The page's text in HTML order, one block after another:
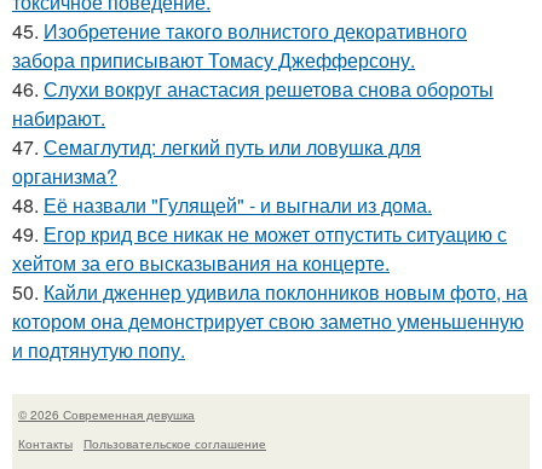
45. Изобретение такого волнистого декоративного
забора приписывают Томасу Джефферсону.
46. Слухи вокруг анастасия решетова снова обороты
набирают.
47. Семаглутид: легкий путь или ловушка для
организма?
48. Её назвали "Гулящей" - и выгнали из дома.
49. Егор крид все никак не может отпустить ситуацию с
хейтом за его высказывания на концерте.
50. Кайли дженнер удивила поклонников новым фото, на
котором она демонстрирует свою заметно уменьшенную
и подтянутую попу.
© 2026 Современная девушка
Контакты
Пользовательское соглашение